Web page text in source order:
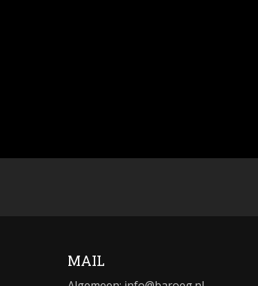
MAIL